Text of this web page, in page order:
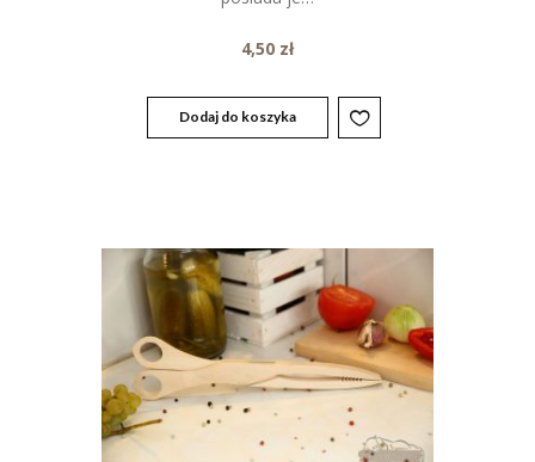
4,50 zł
Dodaj do koszyka